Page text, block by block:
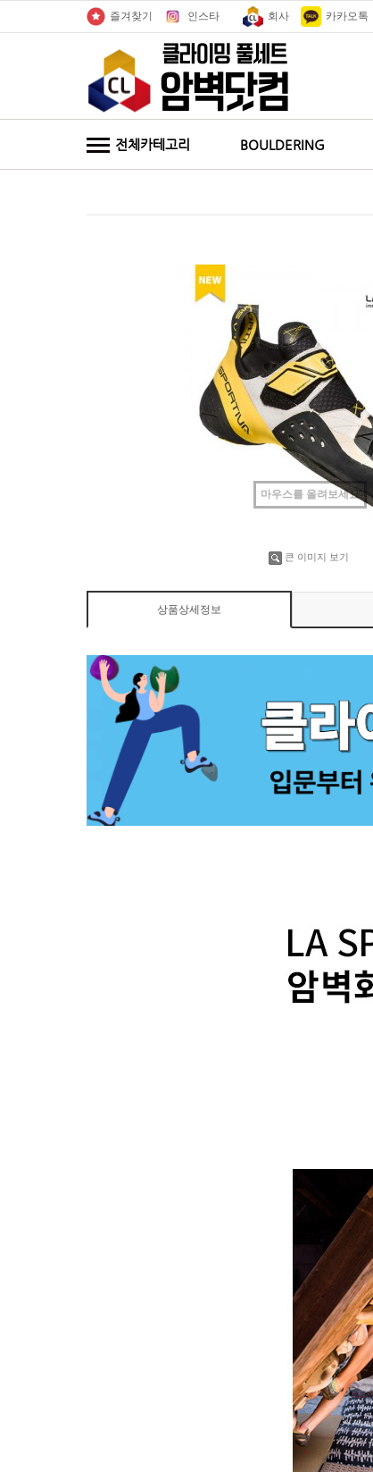
즐겨찾기 인스타 카카오톡
회사
전체카테고리 BOULDERING
마우스를 올려보세요
큰 이미지 보기
상품상세정보